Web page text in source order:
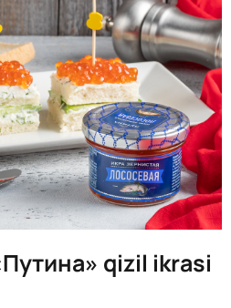
qizil ikrasi